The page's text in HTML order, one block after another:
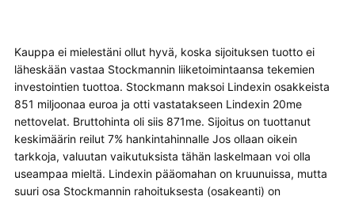
Kauppa ei mielestäni ollut hyvä, koska sijoituksen tuotto ei
läheskään vastaa Stockmannin liiketoimintaansa tekemien
investointien tuottoa. Stockmann maksoi Lindexin osakkeista
851 miljoonaa euroa ja otti vastatakseen Lindexin 20me
nettovelat. Bruttohinta oli siis 871me. Sijoitus on tuottanut
keskimäärin reilut 7% hankintahinnalle Jos ollaan oikein
tarkkoja, valuutan vaikutuksista tähän laskelmaan voi olla
useampaa mieltä. Lindexin pääomahan on kruunuissa, mutta
suuri osa Stockmannin rahoituksesta (osakeanti) on